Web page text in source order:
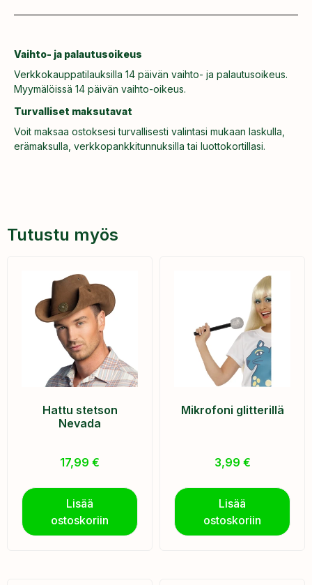
Vaihto- ja palautusoikeus
Verkkokauppatilauksilla 14 päivän vaihto- ja palautusoikeus.
Myymälöissä 14 päivän vaihto-oikeus.
Turvalliset maksutavat
Voit maksaa ostoksesi turvallisesti valintasi mukaan laskulla,
erämaksulla, verkkopankkitunnuksilla tai luottokortillasi.
Tutustu myös
Hattu stetson
Nevada
17,99 €
Lisää
ostoskoriin
Mikrofoni glitterillä
3,99 €
Lisää
ostoskoriin